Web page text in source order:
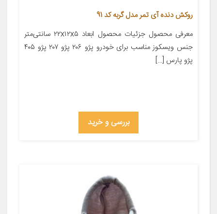
روکش دنده آی تمر مدل گربه کد 91
معرفی محصول جزئیات محصول ابعاد ۲۲x۱۲x۵ سانتی‌متر
جنس ویسکوز مناسب برای خودرو پژو ۲۰۶ پژو ۲۰۷ پژو ۴۰۵
پژو پارس […]
بررسی و خرید